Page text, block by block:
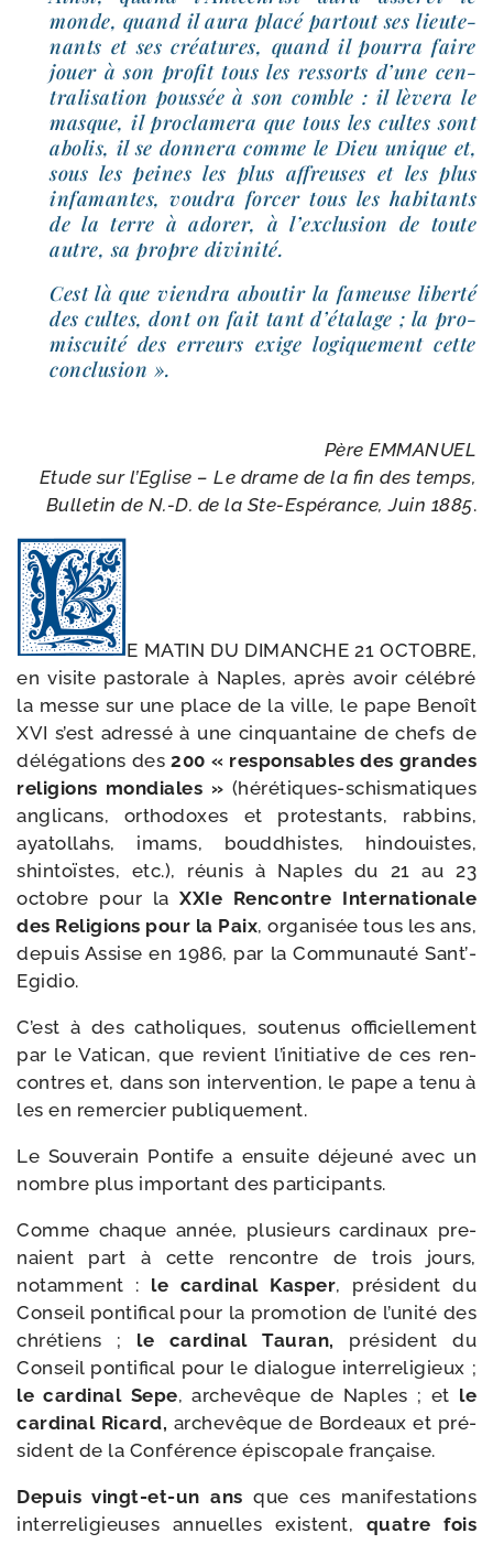
monde, quand il aura pla­cé par­tout ses lieu­te­
nants et ses créa­tures, quand il pour­ra faire
jouer à son pro­fit tous les res­sorts d’une cen­
tra­li­sa­tion pous­sée à son comble : il lève­ra le
masque, il pro­cla­me­ra que tous les cultes sont
abo­lis, il se don­ne­ra comme le Dieu unique et,
sous les peines les plus affreuses et les plus
infa­mantes, vou­dra for­cer tous les habi­tants
de la terre à ado­rer, à l’ex­clu­sion de toute
autre, sa propre divinité.
Cest là que vien­dra abou­tir la fameuse liber­té
des cultes, dont on fait tant d’é­ta­lage ; la pro­
mis­cui­té des erreurs exige logi­que­ment cette
conclusion ».
Père EMMANUEL
Etude sur l’Eglise – Le drame de la fin des temps,
Bulletin de N.-D. de la Ste-​Espérance, Juin 1885.
E MATIN DU DIMANCHE 21 OCTOBRE,
en visite pas­to­rale à Naples, après avoir célé­bré
la messe sur une place de la ville, le pape Benoît
XVI s’est adres­sé à une cin­quan­taine de chefs de
délé­ga­tions des 200 « res­pon­sables des grandes
reli­gions mon­diales » (hérétiques-​schismatiques
angli­cans, ortho­doxes et pro­tes­tants, rab­bins,
aya­tol­lahs, imams, boud­dhistes, hin­douistes,
shin­toïstes, etc.), réunis à Naples du 21 au 23
octobre pour laXXIe Rencontre Internationale
des Religions pour la Paix, orga­ni­sée tous les ans,
depuis Assise en 1986, par la Communauté Sant’-
Egidio.
C’est à des catho­liques, sou­te­nus offi­ciel­le­ment
par le Vatican, que revient l’initiative de ces ren­
contres et, dans son inter­ven­tion, le pape a tenu à
les en remer­cier publiquement.
Le Souverain Pontife a ensuite déjeu­né avec un
nombre plus impor­tant des participants.
Comme chaque année, plu­sieurs car­di­naux pre­
naient part à cette ren­contre de trois jours,
notam­ment : le car­di­nal Kasper, pré­sident du
Conseil pon­ti­fi­cal pour la pro­mo­tion de l’unité des
chré­tiens ; le car­di­nal Tauran, pré­sident du
Conseil pon­ti­fi­cal pour le dia­logue inter­re­li­gieux ;
le car­di­nal Sepe, arche­vêque de Naples ; et le
car­di­nal Ricard, arche­vêque de Bordeaux et pré­
sident de la Conférence épis­co­pale française.
Depuis vingt-​et-​un ans que ces mani­fes­ta­tions
inter­re­li­gieuses annuelles existent, quatre fois